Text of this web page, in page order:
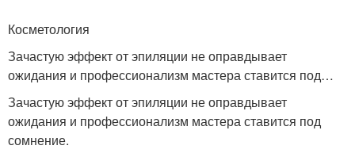
Косметология
Зачастую эффект от эпиляции не оправдывает
ожидания и профессионализм мастера ставится под…
Зачастую эффект от эпиляции не оправдывает
ожидания и профессионализм мастера ставится под
сомнение.